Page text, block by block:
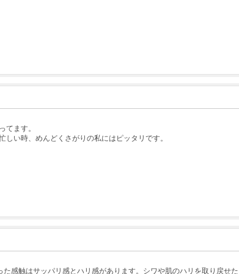
てます。
い時、めんどくさがりの私にはピッタリです。
感触はサッパリ感とハリ感があります。シワや肌のハリを取り戻せ